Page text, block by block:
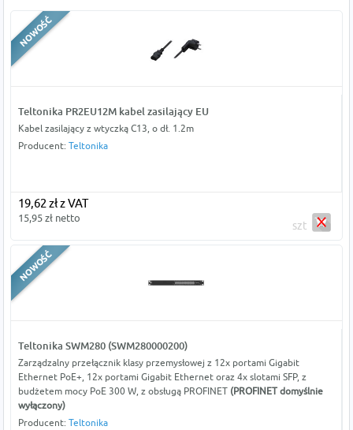
Teltonika PR2EU12M kabel zasilający EU
Kabel zasilający z wtyczką C13, o dł. 1.2m
Producent: Teltonika
19,62 zł z VAT
15,95 zł netto
szt
Teltonika SWM280 (SWM280000200)
Zarządzalny przełącznik klasy przemysłowej z 12x portami Gigabit
Ethernet PoE+, 12x portami Gigabit Ethernet oraz 4x slotami SFP, z
budżetem mocy PoE 300 W, z obsługą PROFINET (PROFINET domyślnie
wyłączony)
Producent: Teltonika